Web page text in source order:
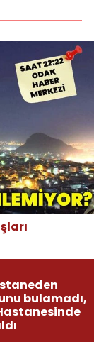
bulamadı,